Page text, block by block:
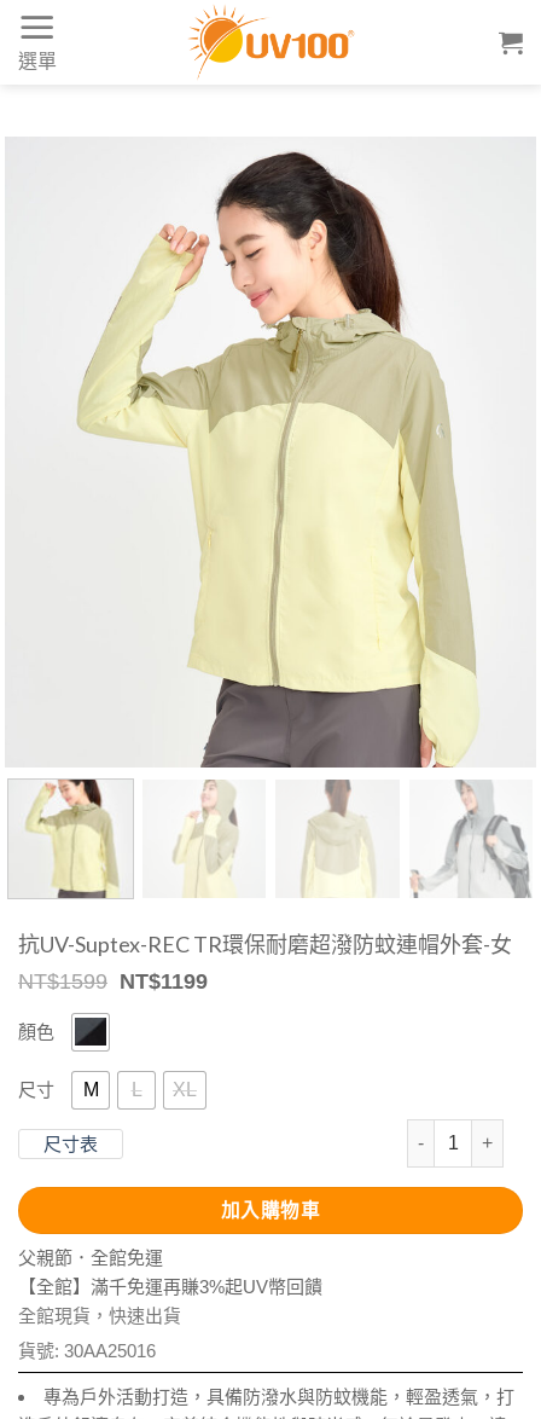
Skip
content
選單
抗UV-Suptex-REC TR環保耐磨超潑防蚊連帽外套-女
NT$1599 Original
NT$1199Current
顏色
尺寸 M L XL
尺寸表
抗UV-Suptex-
加入購物車
父親節．全館免運
【全館】滿千免運再賺3%起UV幣回饋
全館現貨，快速出貨
貨號: 30AA25016
專為戶外活動打造，具備防潑水與防蚊機能，輕盈透氣，打